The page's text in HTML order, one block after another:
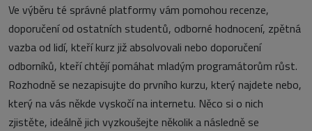
Ve výběru té správné platformy vám pomohou recenze,
doporučení od ostatních studentů, odborné hodnocení, zpětná
vazba od lidí, kteří kurz již absolvovali nebo doporučení
odborníků, kteří chtějí pomáhat mladým programátorům růst.
Rozhodně se nezapisujte do prvního kurzu, který najdete nebo,
který na vás někde vyskočí na internetu. Něco si o nich
zjistěte, ideálně jich vyzkoušejte několik a následně se